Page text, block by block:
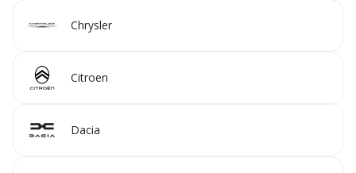
Chrysler
Citroen
Dacia